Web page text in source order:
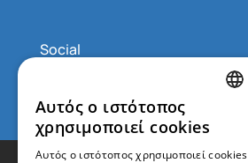
Αυτός ο ιστότοπος
χρησιμοποιεί cookies
Αυτός ο ιστότοπος χρησιμοποιεί cookies